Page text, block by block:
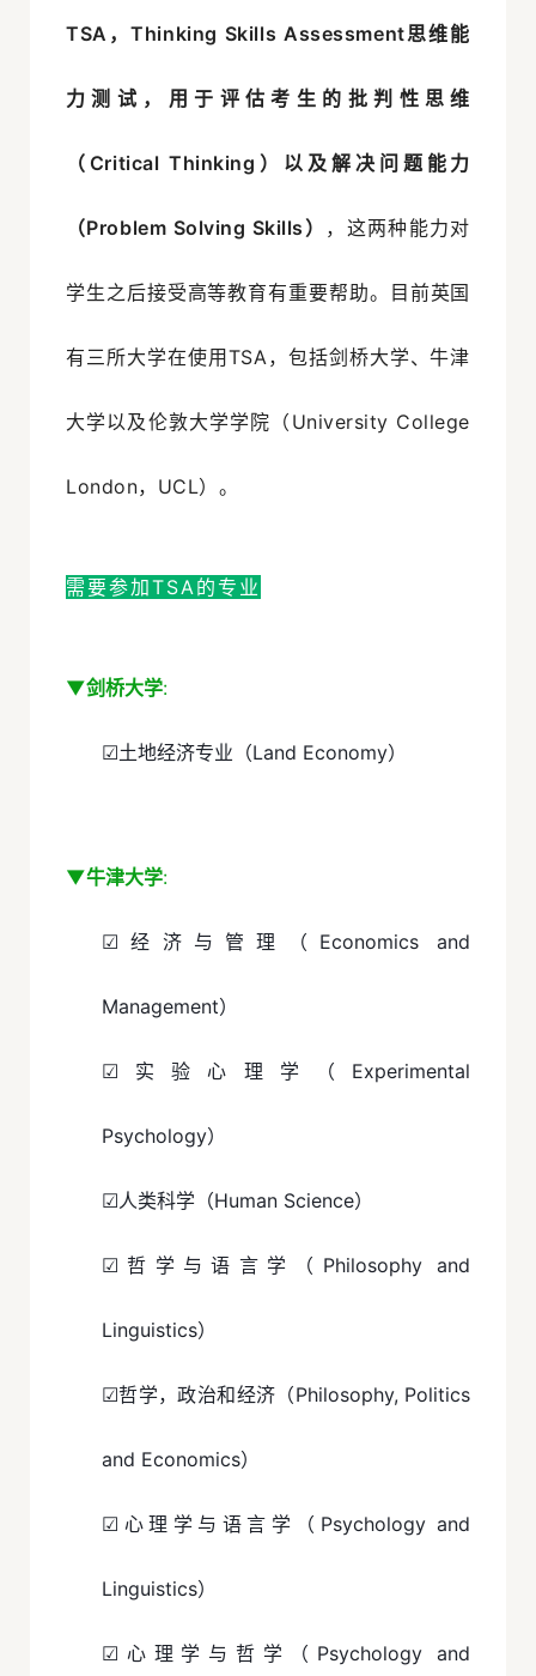
TSA，Thinking Skills Assessment思维能
力测试，用于评估考生的批判性思维
（Critical Thinking）以及解决问题能力
（Problem Solving Skills） ，这两种能力对
学生之后接受高等教育有重要帮助。目前英国
有三所大学在使用TSA，包括剑桥大学、牛津
大学以及伦敦大学学院（University College
London，UCL）。
需要参加TSA的专业
▼剑桥大学:
☑土地经济专业（Land Economy）
▼牛津大学:
☑经济与管理（Economics and
Management）
☑实验心理学（Experimental
Psychology）
☑人类科学（Human Science）
☑哲学与语言学（Philosophy and
Linguistics）
☑哲学，政治和经济（Philosophy, Politics
and Economics）
☑心理学与语言学（Psychology and
Linguistics）
☑心理学与哲学（Psychology and